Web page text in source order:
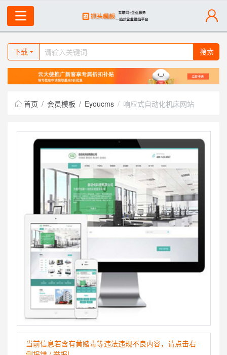
下载 搜索
首页 会员模板 Eyoucms 响应式自动化机床网站
当前信息若含有黄赌毒等违法违规不良内容，请点击右